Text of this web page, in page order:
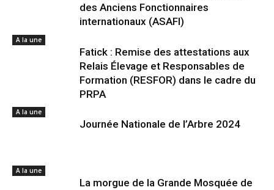
des Anciens Fonctionnaires
internationaux (ASAFI)
A la une
Fatick : Remise des attestations aux
Relais Élevage et Responsables de
Formation (RESFOR) dans le cadre du
PRPA
A la une
Journée Nationale de l’Arbre 2024
A la une
La morgue de la Grande Mosquée de